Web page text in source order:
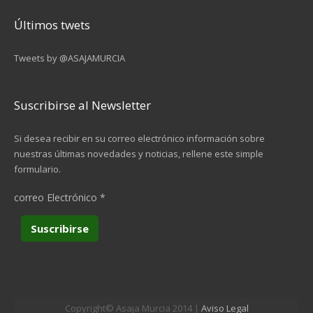
siguiente ›
Últimos twets
Tweets by @ASAJAMURCIA
Suscribirse al Newsletter
Si desea recibir en su correo electrónico información sobre
nuestras últimas novedades y noticias, rellene este simple
formulario.
correo Electrónico *
Copyright© Asaja Murcia 2014 | Aviso Legal